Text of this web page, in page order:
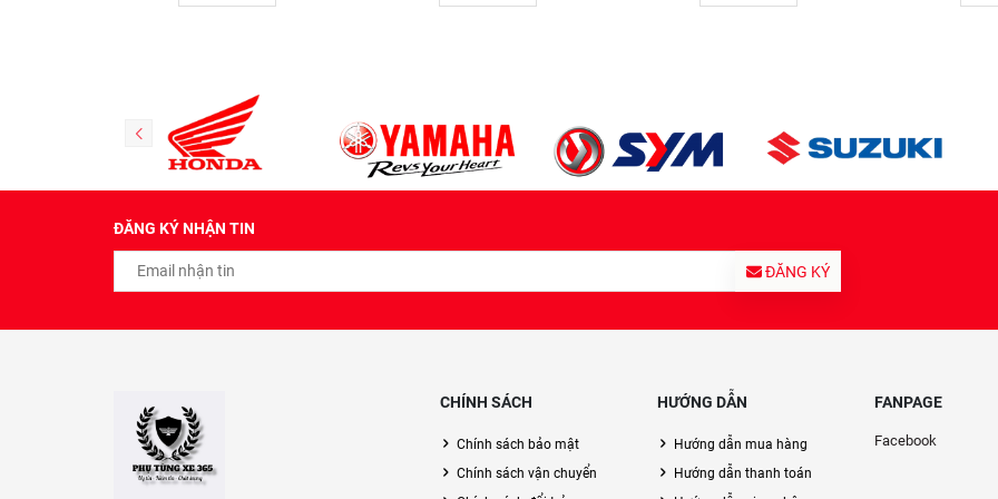
ĐĂNG KÝ NHẬN TIN
ĐĂNG KÝ
CHÍNH SÁCH
Chính sách bảo mật
Chính sách vận chuyển
HƯỚNG DẪN
Hướng dẫn mua hàng
Hướng dẫn thanh toán
FANPAGE
Facebook